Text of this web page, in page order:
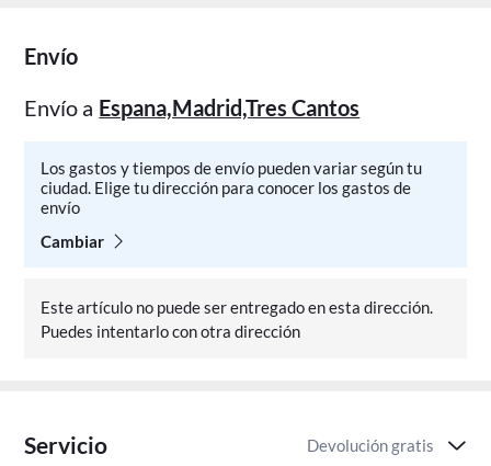
Envío
Envío a Espana,Madrid,Tres Cantos
Los gastos y tiempos de envío pueden variar según tu
ciudad. Elige tu dirección para conocer los gastos de
envío
Cambiar
Este artículo no puede ser entregado en esta dirección.
Puedes intentarlo con otra dirección
Servicio Devolución gratis